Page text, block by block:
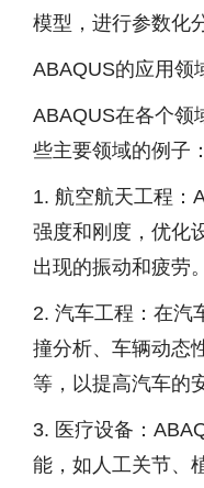
模型，进行参数化
ABAQUS的应用领
ABAQUS在各个领
些主要领域的例子：
1. 航空航天工程：
强度和刚度，优化
出现的振动和疲劳。
2. 汽车工程：在汽
撞分析、车辆动态
等，以提高汽车的
3. 医疗设备：
能，如人工关节、